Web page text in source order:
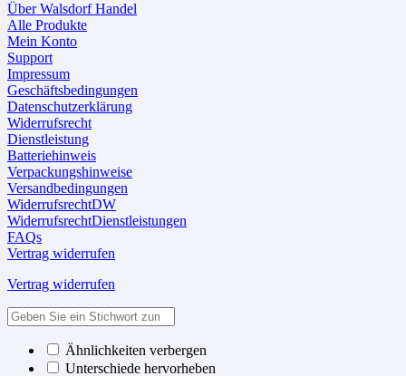
Über Walsdorf Handel
Alle Produkte
Mein Konto
Support
Impressum
Geschäftsbedingungen
Datenschutzerklärung
Widerrufsrecht
Dienstleistung
Batteriehinweis
Verpackungshinweise
Versandbedingungen
WiderrufsrechtDW
WiderrufsrechtDienstleistungen
FAQs
Vertrag widerrufen
Vertrag widerrufen
Ähnlichkeiten verbergen
Unterschiede hervorheben